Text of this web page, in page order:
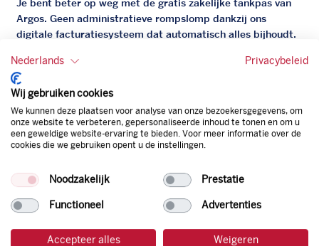
Je bent beter op weg met de gratis zakelijke tankpas van
Argos. Geen administratieve rompslomp dankzij ons
digitale facturatiesysteem dat automatisch alles bijhoudt.
Onze tankpas is super flexibel, zo geniet je van het gemak
van een flexibele limiet, zit je niet vast aan een contract en
bepaal je zelf of er wel of geen andere producten dan
brandstof mee betaalt kunnen worden.
Bovendien profiteer je altijd van een gegarandeerde
natuurlijk de prijs aan de pomp. Zo ben je altijd verzekerd
tankpas aanvragen
Nederlands Privacybeleid
Wij gebruiken cookies
We kunnen deze plaatsen voor analyse van onze bezoekersgegevens, om
onze website te verbeteren, gepersonaliseerde inhoud te tonen en om u
een geweldige website-ervaring te bieden. Voor meer informatie over de
cookies die we gebruiken opent u de instellingen.
Noodzakelijk Prestatie
Functioneel Advertenties
Accepteer alles Weigeren